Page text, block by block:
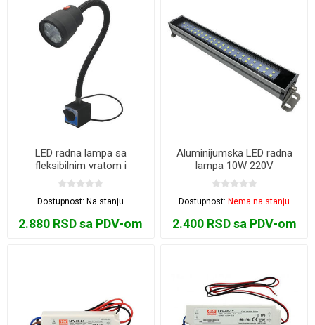
LED radna lampa sa
fleksibilnim vratom i
preklopnom magnetnom
bazom 5W 220V
Dostupnost:Na stanju
2.880 RSD sa PDV-om
Aluminijumska LED radna
lampa 10W 220V
Dostupnost:Nema na stanju
2.400 RSD sa PDV-om